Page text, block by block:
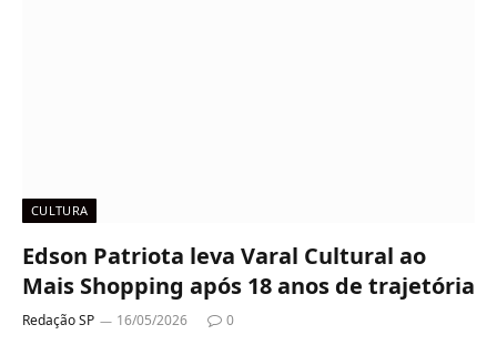
CULTURA
Edson Patriota leva Varal Cultural ao
Mais Shopping após 18 anos de trajetória
Redação SP 16/05/2026 0